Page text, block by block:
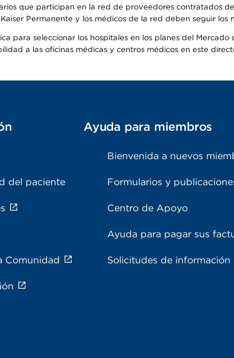
que participan en la red de proveedores contratados
Permanente y los médicos de la red deben seguir los
para seleccionar los hospitales en los planes del
a las oficinas médicas y centros médicos en este
del paciente
Comunidad
Ayuda para miembros
Bienvenida a nuevos
Formularios y
Centro de Apoyo
Ayuda para pagar sus
Solicitudes de información